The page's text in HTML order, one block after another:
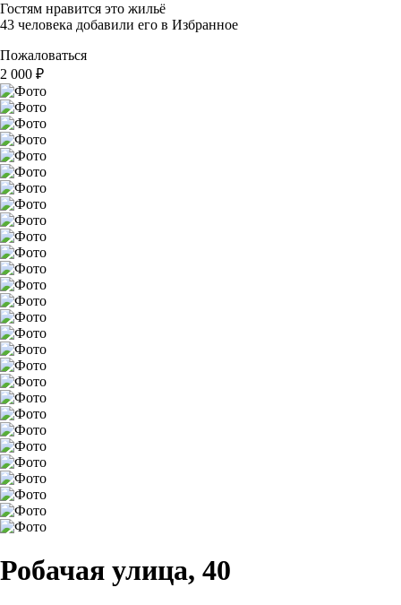
Гостям нравится это жильё
43 человека добавили его в Избранное
Пожаловаться
2 000 ₽
Робачая улица, 40